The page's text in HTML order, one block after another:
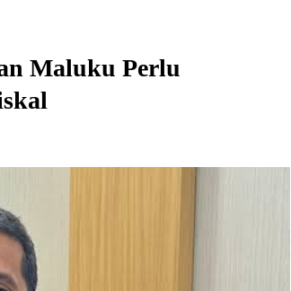
Maluku Perlu